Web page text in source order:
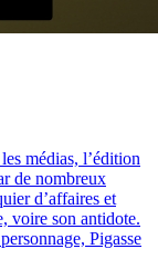
médias, l’édition
de nombreux
d’affaires et
voire son antidote.
Pigasse